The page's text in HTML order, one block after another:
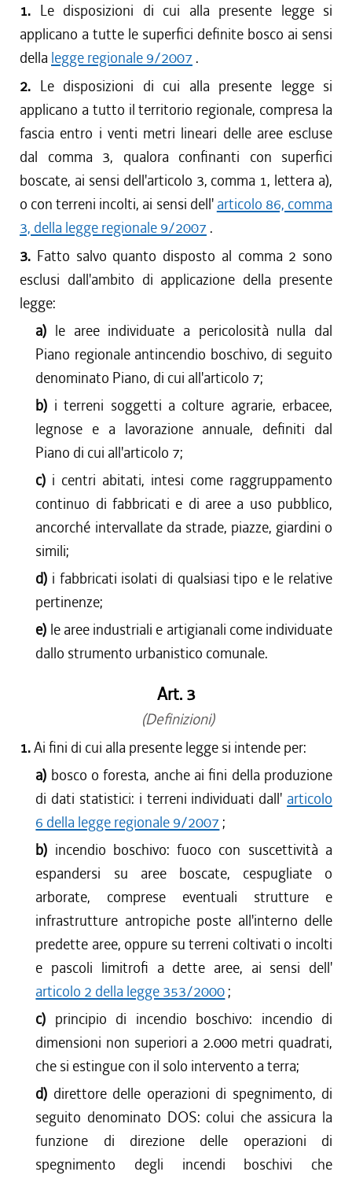
1. Le disposizioni di cui alla presente legge si
applicano a tutte le superfici definite bosco ai sensi
della legge regionale 9/2007 .
2. Le disposizioni di cui alla presente legge si
applicano a tutto il territorio regionale, compresa la
fascia entro i venti metri lineari delle aree escluse
dal comma 3, qualora confinanti con superfici
boscate, ai sensi dell'articolo 3, comma 1, lettera a),
o con terreni incolti, ai sensi dell' articolo 86, comma
3, della legge regionale 9/2007 .
3. Fatto salvo quanto disposto al comma 2 sono
esclusi dall'ambito di applicazione della presente
legge:
a) le aree individuate a pericolosità nulla dal
Piano regionale antincendio boschivo, di seguito
denominato Piano, di cui all'articolo 7;
b) i terreni soggetti a colture agrarie, erbacee,
legnose e a lavorazione annuale, definiti dal
Piano di cui all'articolo 7;
c) i centri abitati, intesi come raggruppamento
continuo di fabbricati e di aree a uso pubblico,
ancorché intervallate da strade, piazze, giardini o
simili;
d) i fabbricati isolati di qualsiasi tipo e le relative
pertinenze;
e) le aree industriali e artigianali come individuate
dallo strumento urbanistico comunale.
Art. 3
(Definizioni)
1.Ai fini di cui alla presente legge si intende per:
a) bosco o foresta, anche ai fini della produzione
di dati statistici: i terreni individuati dall' articolo
6 della legge regionale 9/2007 ;
b) incendio boschivo: fuoco con suscettività a
espandersi su aree boscate, cespugliate o
arborate, comprese eventuali strutture e
infrastrutture antropiche poste all'interno delle
predette aree, oppure su terreni coltivati o incolti
e pascoli limitrofi a dette aree, ai sensi dell'
articolo 2 della legge 353/2000;
c) principio di incendio boschivo: incendio di
dimensioni non superiori a 2.000 metri quadrati,
che si estingue con il solo intervento a terra;
d) direttore delle operazioni di spegnimento, di
seguito denominato DOS: colui che assicura la
funzione di direzione delle operazioni di
spegnimento degli incendi boschivi che